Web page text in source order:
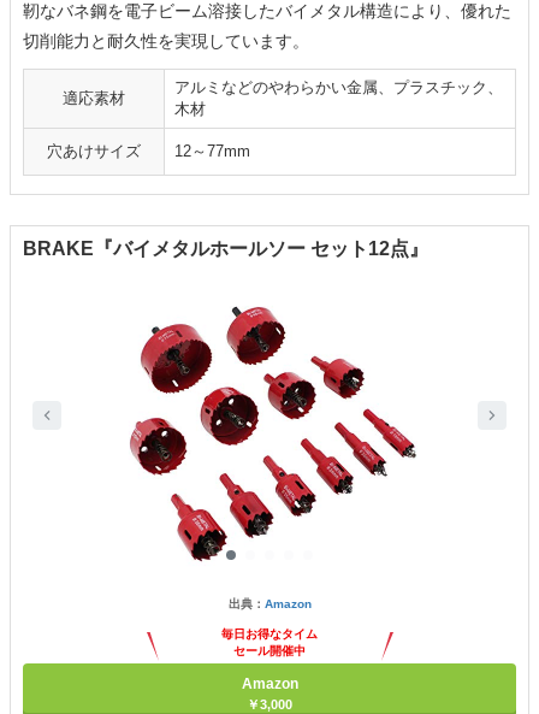
靭なバネ鋼を電子ビーム溶接したバイメタル構造により、優れた
切削能力と耐久性を実現しています。
適応素材
アルミなどのやわらかい金属、プラスチック、
木材
穴あけサイズ 12～77mm
BRAKE『バイメタルホールソー セット12点』
出典： Amazon
毎日お得なタイム
セール開催中
Amazon
￥3,000